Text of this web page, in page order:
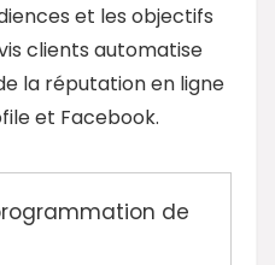
et les objectifs
clients automatise
la réputation en ligne
et Facebook.
de